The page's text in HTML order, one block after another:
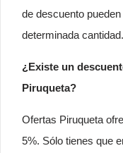
de descuento
determinada cantidad.
¿Existe un
Piruqueta?
Ofertas Piruqueta
5%. Sólo tienes que